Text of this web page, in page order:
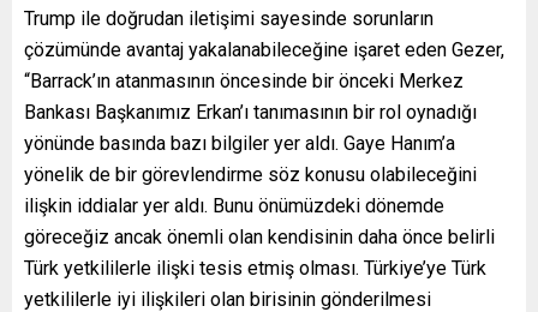
Trump ile doğrudan iletişimi sayesinde sorunların
çözümünde avantaj yakalanabileceğine işaret eden Gezer,
“Barrack’ın atanmasının öncesinde bir önceki Merkez
Bankası Başkanımız Erkan’ı tanımasının bir rol oynadığı
yönünde basında bazı bilgiler yer aldı. Gaye Hanım’a
yönelik de bir görevlendirme söz konusu olabileceğini
ilişkin iddialar yer aldı. Bunu önümüzdeki dönemde
göreceğiz ancak önemli olan kendisinin daha önce belirli
Türk yetkililerle ilişki tesis etmiş olması. Türkiye’ye Türk
yetkililerle iyi ilişkileri olan birisinin gönderilmesi